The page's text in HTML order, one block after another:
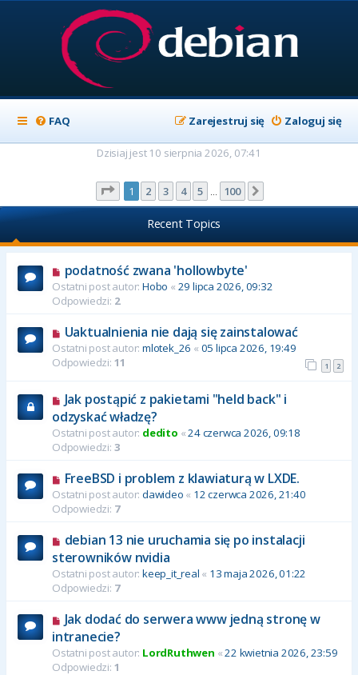
FAQ Zaloguj się
Zarejestruj się
Dzisiaj jest 10 sierpnia 2026, 07:41
Strona z100
1 2 3 4 5 100
Recent Topics
podatność zwana 'hollowbyte'
Ostatni post autor: Hobo « 29 lipca 2026, 09:32
Odpowiedzi: 2
Uaktualnienia nie dają się zainstalować
Ostatni post autor: mlotek_26 « 05 lipca 2026, 19:49
Odpowiedzi: 11 1 2
Jak postąpić z pakietami "held back" i
odzyskać władzę?
Ostatni post autor: dedito «24 czerwca 2026, 09:18
Odpowiedzi: 3
FreeBSD i problem z klawiaturą w LXDE.
Ostatni post autor: dawideo « 12 czerwca 2026, 21:40
Odpowiedzi: 7
debian 13 nie uruchamia się po instalacji
sterowników nvidia
Ostatni post autor: keep_it_real « 13 maja 2026, 01:22
Odpowiedzi: 7
Jak dodać do serwera www jedną stronę w
intranecie?
Ostatni post autor: LordRuthwen «22 kwietnia 2026, 23:59
Odpowiedzi: 1